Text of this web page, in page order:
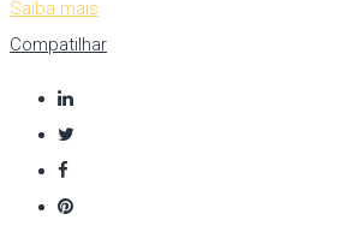
Saiba mais
Compatilhar